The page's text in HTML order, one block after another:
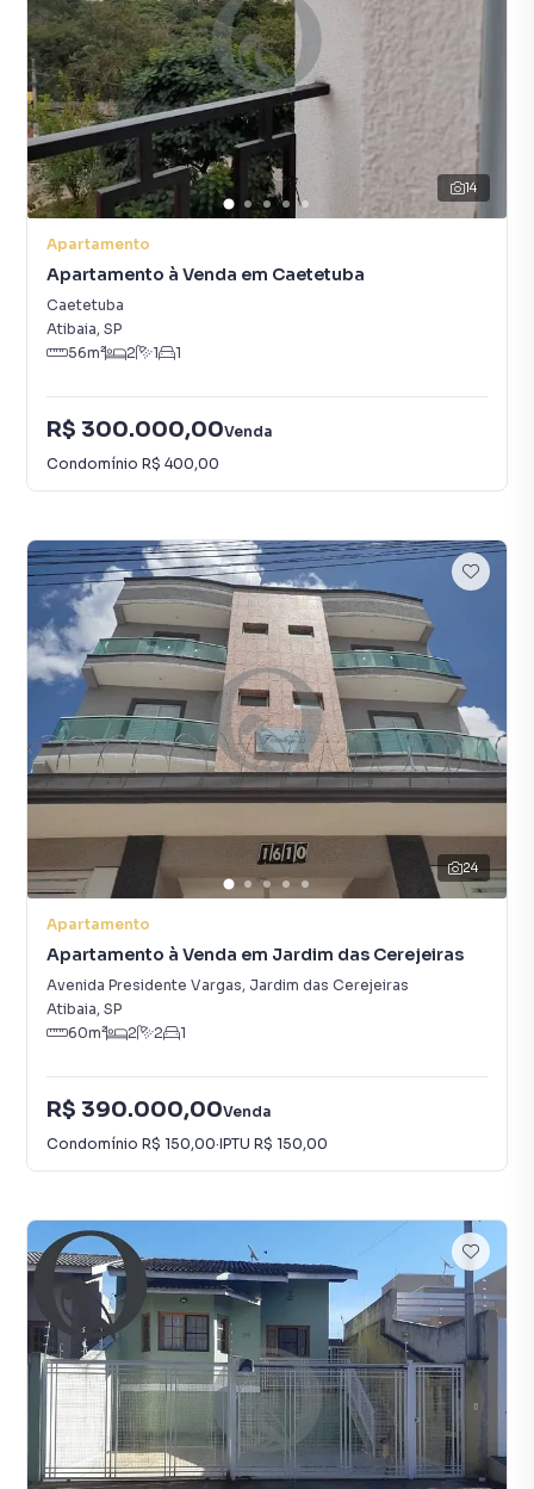
14
Apartamento
Apartamento à Venda em Caetetuba
Caetetuba
Atibaia, SP
56m² 2 1 1
R$ 300.000,00Venda
Condomínio R$ 400,00
24
Apartamento
Apartamento à Venda em Jardim das Cerejeiras
Avenida Presidente Vargas, Jardim das Cerejeiras
Atibaia, SP
60m² 2 2 1
R$ 390.000,00Venda
Condomínio R$ 150,00·IPTU R$ 150,00